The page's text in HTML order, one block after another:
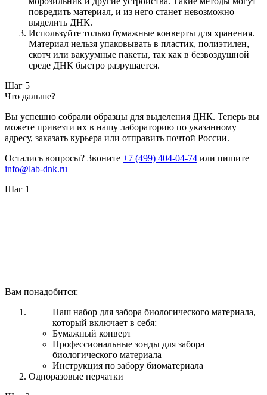
повредить материал, и из него станет невозможно
выделить ДНК.
Используйте только бумажные конверты для хранения.
Материал нельзя упаковывать в пластик, полиэтилен,
скотч или вакуумные пакеты, так как в безвоздушной
среде ДНК быстро разрушается.
Шаг 5
Что дальше?
Вы успешно собрали образцы для выделения ДНК. Теперь вы
можете привезти их в нашу лабораторию по указанному
адресу, заказать курьера или отправить почтой России.
Остались вопросы? Звоните +7 (499) 404-04-74 или пишите
info@lab-dnk.ru
Шаг 1
Вам понадобится:
Наш набор для забора биологического материала,
который включает в себя:
Бумажный конверт
Профессиональные зонды для забора
биологического материала
Инструкция по забору биоматериала
Одноразовые перчатки